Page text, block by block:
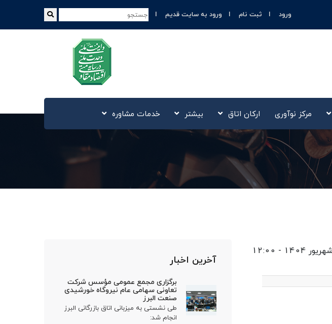
ورود ثبت نام ورود به سایت قدیم
مرکز نوآوری‌ ارکان اتاق بیشتر خدمات مشاوره
آخرین اخبار
برگزاری مجمع عمومی مؤسس شرکت
تعاونی سهامی عام نیروگاه خورشیدی
صنعت البرز
طی نشستی به میزبانی اتاق بازرگانی البرز
انجام شد: